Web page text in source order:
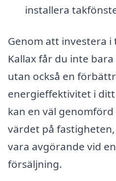
installera
Genom att investera
Kallax får du inte
utan också en
energieffektivitet i
kan en väl
värdet på
vara avgörande vid
försäljning.